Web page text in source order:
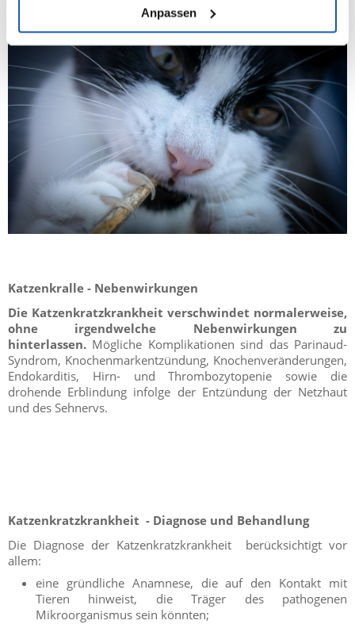
Anpassen
Katzenkralle - Nebenwirkungen
Die Katzenkratzkrankheit verschwindet normalerweise,
ohne irgendwelche Nebenwirkungen zu
hinterlassen. Mögliche Komplikationen sind das Parinaud-
Syndrom, Knochenmarkentzündung, Knochenveränderungen,
Endokarditis, Hirn- und Thrombozytopenie sowie die
drohende Erblindung infolge der Entzündung der Netzhaut
und des Sehnervs.
Katzenkratzkrankheit - Diagnose und Behandlung
Die Diagnose der Katzenkratzkrankheit berücksichtigt vor
allem:
eine gründliche Anamnese, die auf den Kontakt mit
Tieren hinweist, die Träger des pathogenen
Mikroorganismus sein könnten;